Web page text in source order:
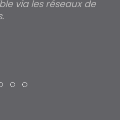
via les réseaux de